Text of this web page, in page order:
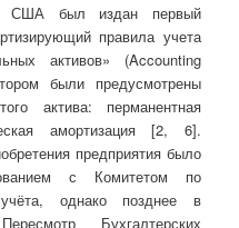
был издан первый
правила учета
активов» (Accounting
были предусмотрены
актива: перманентная
амортизация [2, 6].
предприятия было
с Комитетом по
учёта, однако позднее в
Бухгалтерских